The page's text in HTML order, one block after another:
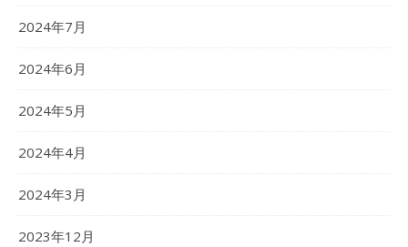
2024年7月
2024年6月
2024年5月
2024年4月
2024年3月
2023年12月